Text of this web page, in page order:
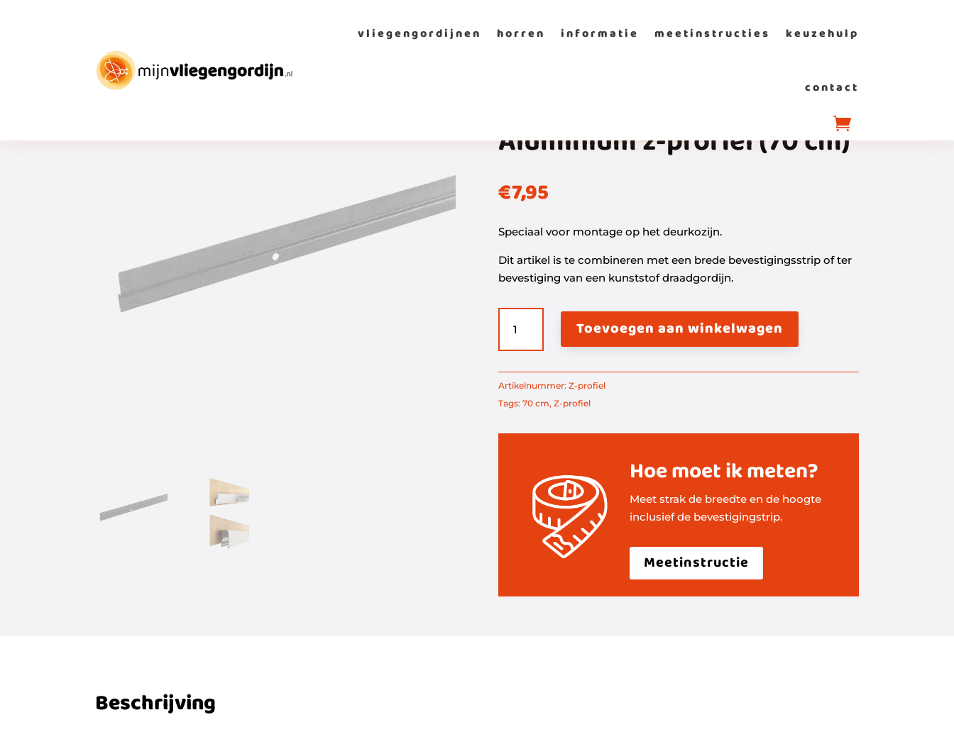
vliegengordijnen horren informatie meetinstructies keuzehulp
contact
Aluminium z-profiel (70 cm)
Torresol
€7,95
Speciaal voor montage op het deurkozijn.
Dit artikel is te combineren met een brede bevestigingsstrip of ter
bevestiging van een kunststof draadgordijn.
profiel
(70
cm)
aantal
Toevoegen aan winkelwagen
Artikelnummer: Z-profiel
Tags: 70 cm, Z-profiel
Hoe moet ik meten?
Meet strak de breedte en de hoogte
inclusief de bevestigingstrip.
Meetinstructie
Beschrijving